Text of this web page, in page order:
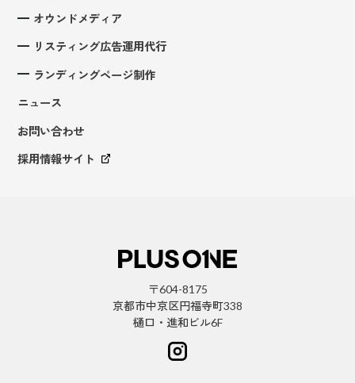
オウンドメディア
リスティング広告運用代行
ランディングページ制作
ニュース
お問い合わせ
採用情報サイト
〒604-8175
京都市中京区円福寺町338
樋口・進和ビル6F